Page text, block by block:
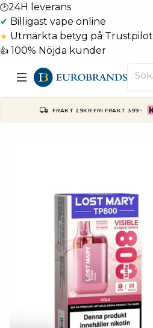
🕑24H leverans
✔ Billigast vape online
★ Utmärkta betyg på Trustpilot
👍 100% Nöjda kunder
FRAKT 29KR FRI FRAKT 399:-